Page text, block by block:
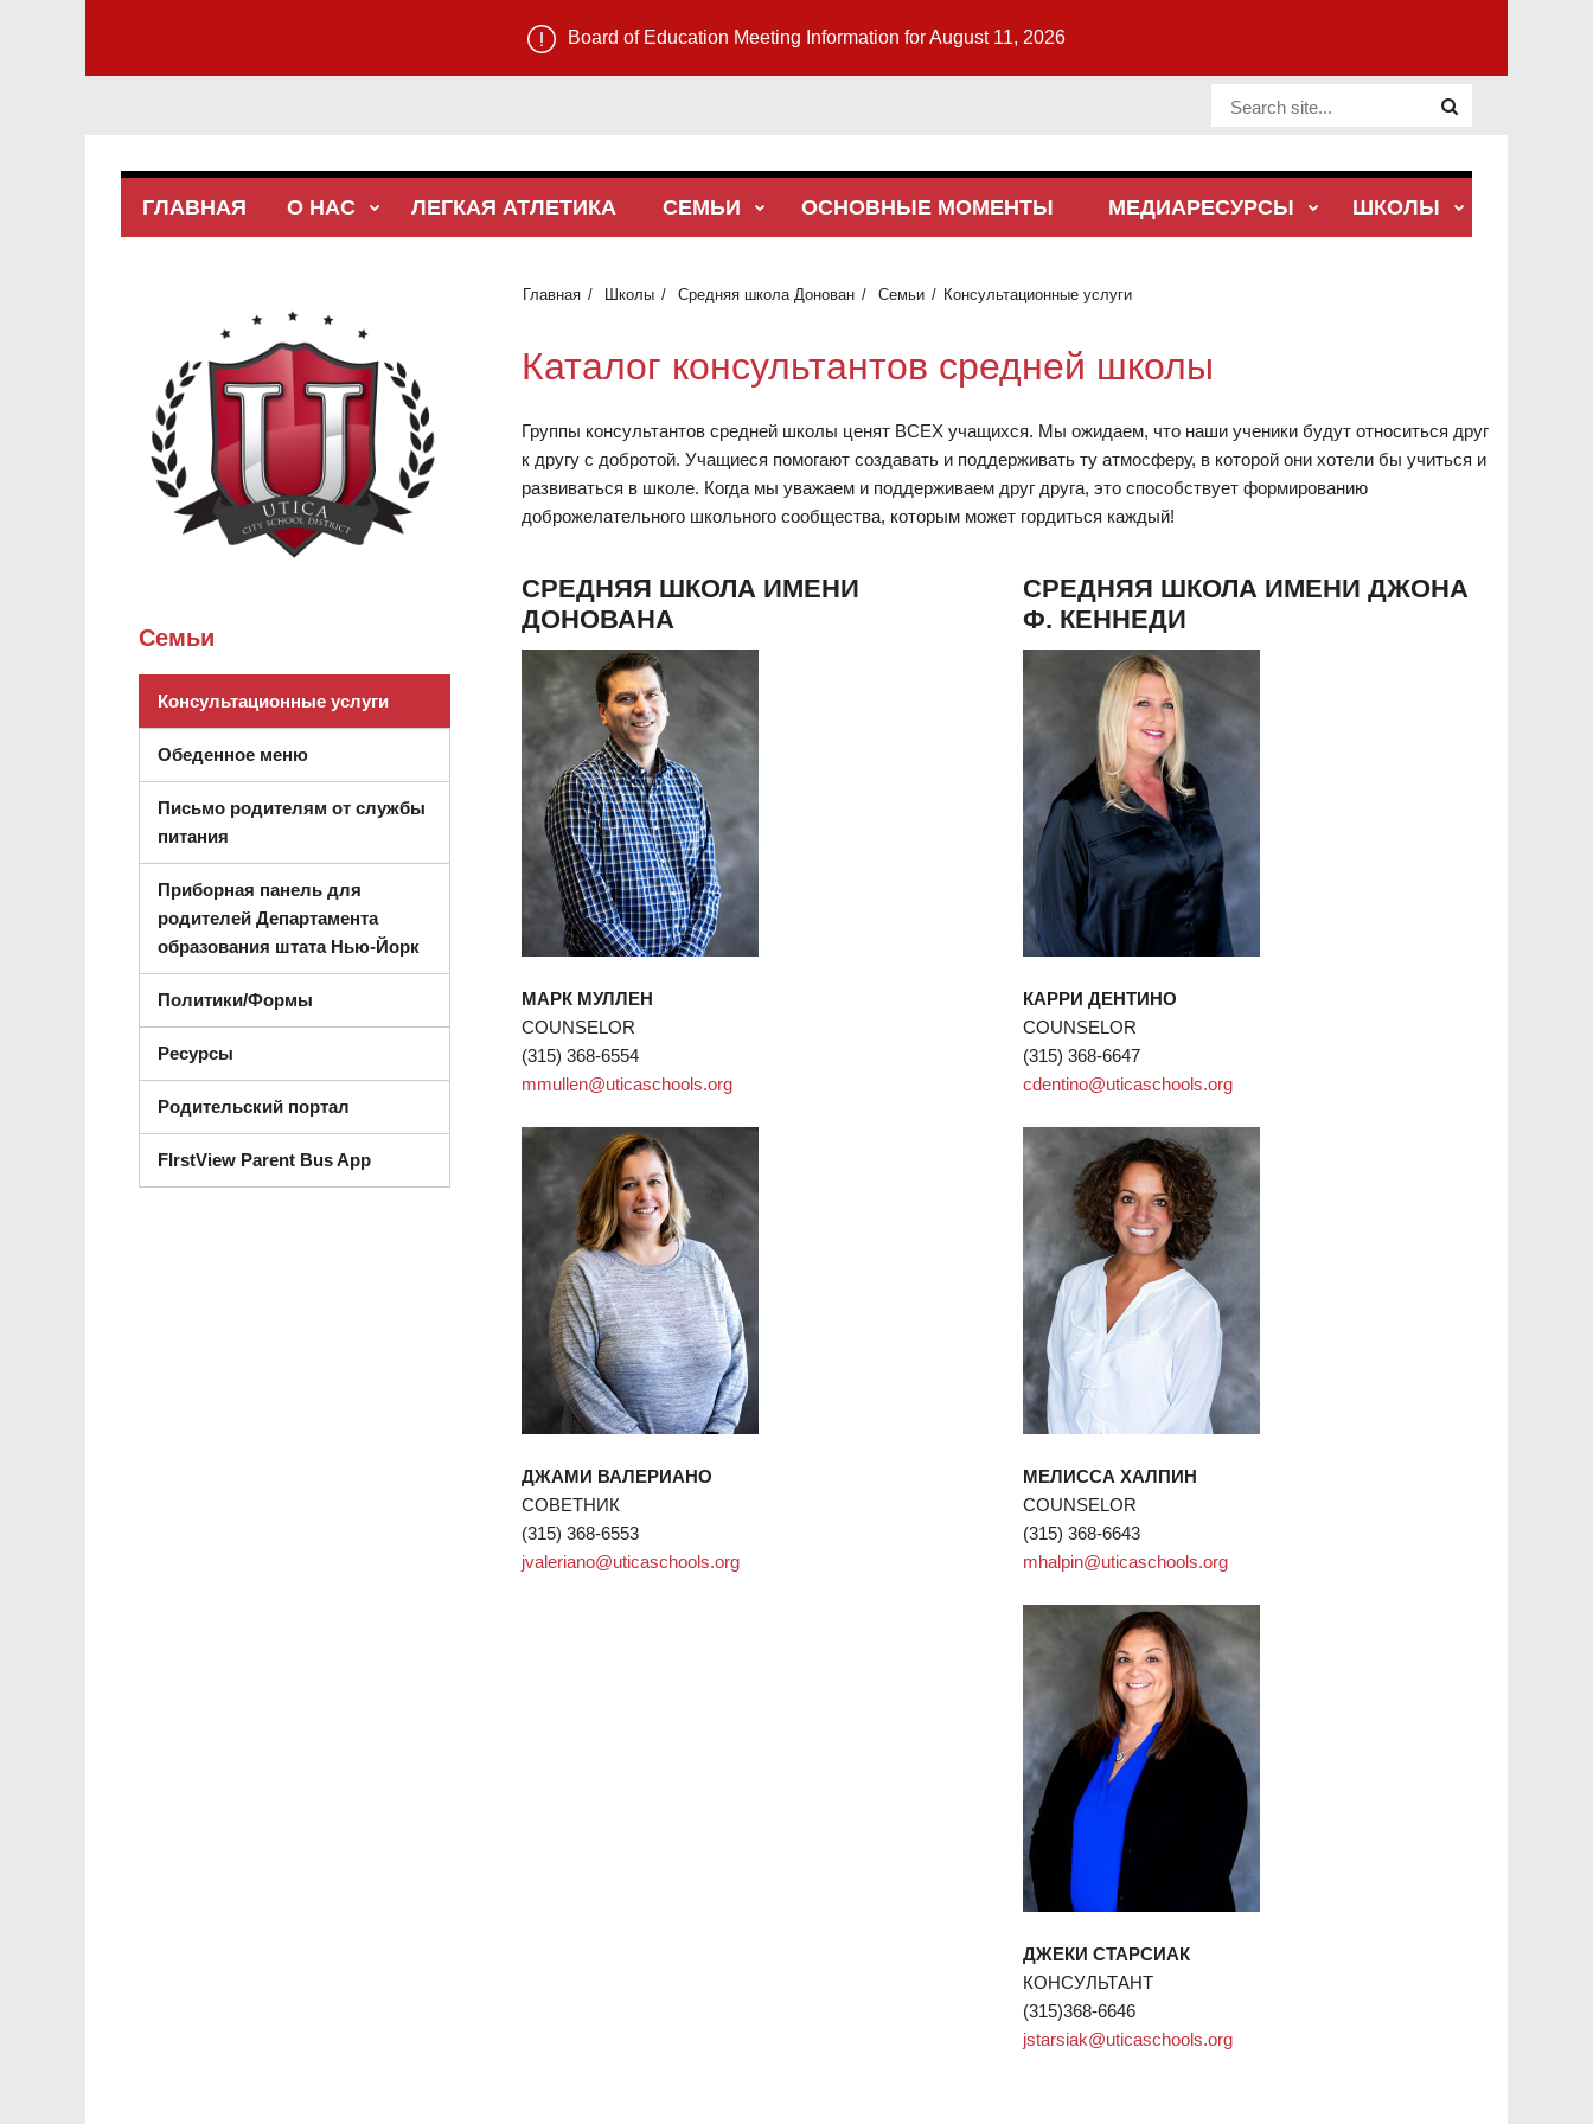
Board of Education Meeting Information for August 11, 2026
Website Site
ГЛАВНАЯ О НАС ЛЕГКАЯ АТЛЕТИКА СЕМЬИ ОСНОВНЫЕ МОМЕНТЫ МЕДИАРЕСУРСЫ ШКОЛЫ
Главная Школы Средняя школа Донован Семьи Консультационные услуги
Каталог консультантов средней школы
Группы консультантов средней школы ценят ВСЕХ учащихся. Мы ожидаем, что наши ученики будут относиться друг
к другу с добротой. Учащиеся помогают создавать и поддерживать ту атмосферу, в которой они хотели бы учиться и
развиваться в школе. Когда мы уважаем и поддерживаем друг друга, это способствует формированию
доброжелательного школьного сообщества, которым может гордиться каждый!
СРЕДНЯЯ ШКОЛА ИМЕНИ
ДОНОВАНА
МАРК МУЛЛЕН
COUNSELOR
(315) 368-6554
mmullen@uticaschools.org
ДЖАМИ ВАЛЕРИАНО
СОВЕТНИК
(315) 368-6553
jvaleriano@uticaschools.org
СРЕДНЯЯ ШКОЛА ИМЕНИ ДЖОНА
Ф. КЕННЕДИ
КАРРИ ДЕНТИНО
COUNSELOR
(315) 368-6647
cdentino@uticaschools.org
МЕЛИССА ХАЛПИН
COUNSELOR
(315) 368-6643
mhalpin@uticaschools.org
ДЖЕКИ СТАРСИАК
КОНСУЛЬТАНТ
(315)368-6646
jstarsiak@uticaschools.org
Семьи
Консультационные услуги(открывается в новом окне)
Обеденное меню
Письмо родителям от службы
питания
Приборная панель для
родителей Департамента
образования штата Нью-Йорк(открывается в новом окне)
Политики/Формы
Ресурсы
Родительский портал
FIrstView Parent Bus App